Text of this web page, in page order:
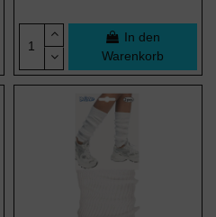
In den
Warenkorb